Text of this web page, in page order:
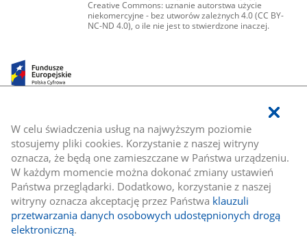
W celu świadczenia usług na najwyższym poziomie
stosujemy pliki cookies. Korzystanie z naszej witryny
oznacza, że będą one zamieszczane w Państwa urządzeniu.
W każdym momencie można dokonać zmiany ustawień
Państwa przeglądarki. Dodatkowo, korzystanie z naszej
witryny oznacza akceptację przez Państwa klauzuli
przetwarzania danych osobowych udostępnionych drogą
elektroniczną.
Creative Commons: uznanie autorstwa użycie
niekomercyjne - bez utworów zależnych 4.0 (CC BY-
NC-ND 4.0), o ile nie jest to stwierdzone inaczej.